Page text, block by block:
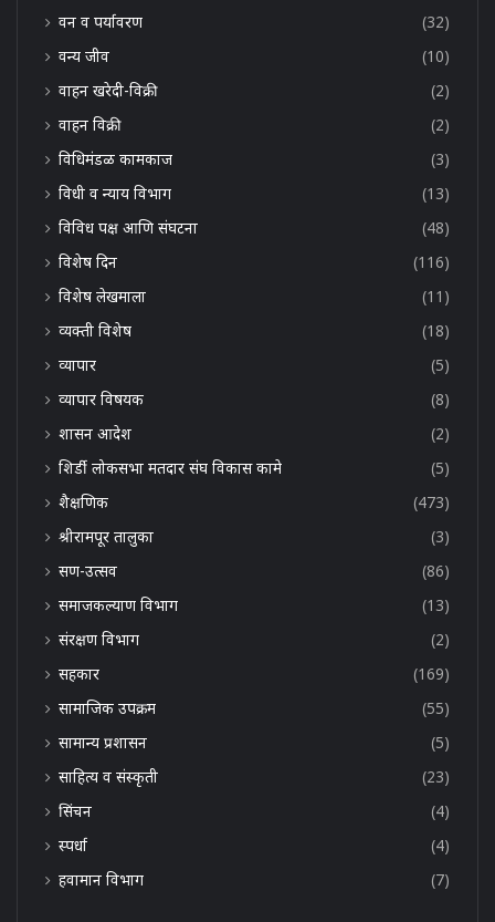
वन व पर्यावरण
(32)
वन्य जीव
(10)
वाहन खरेदी-विक्री
(2)
वाहन विक्री
(2)
विधिमंडळ कामकाज
(3)
विधी व न्याय विभाग
(13)
विविध पक्ष आणि संघटना
(48)
विशेष दिन
(116)
विशेष लेखमाला
(11)
व्यक्ती विशेष
(18)
व्यापार
(5)
व्यापार विषयक
(8)
शासन आदेश
(2)
शिर्डी लोकसभा मतदार संघ विकास कामे
(5)
शैक्षणिक
(473)
श्रीरामपूर तालुका
(3)
सण-उत्सव
(86)
समाजकल्याण विभाग
(13)
संरक्षण विभाग
(2)
सहकार
(169)
सामाजिक उपक्रम
(55)
सामान्य प्रशासन
(5)
साहित्य व संस्कृती
(23)
सिंचन
(4)
स्पर्धा
(4)
हवामान विभाग
(7)